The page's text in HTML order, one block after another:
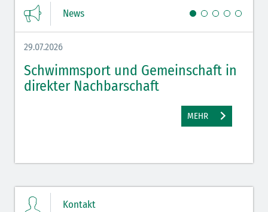
News
29.07.2026
Schwimmsport und Gemeinschaft in
direkter Nachbarschaft
MEHR
Kontakt